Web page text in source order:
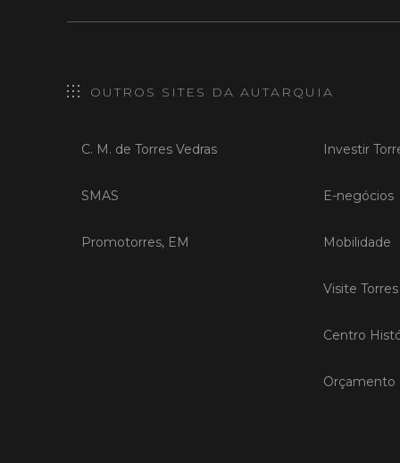
OUTROS SITES DA AUTARQUIA
C. M. de Torres Vedras
SMAS
Promotorres, EM
Investir
E-negócios
Mobilidade
Visite
Centro
Orçamento